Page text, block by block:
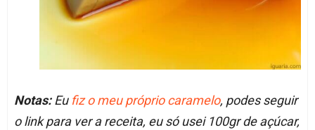
Notas:Eu fiz o meu próprio caramelo, podes seguir
o link para ver a receita, eu só usei 100gr de açúcar,